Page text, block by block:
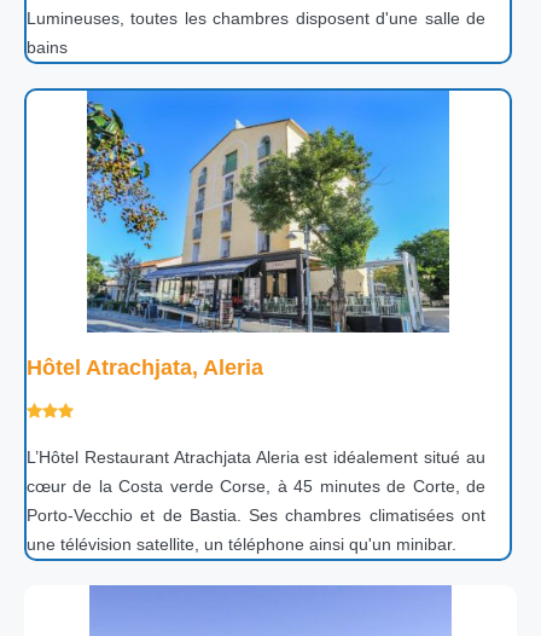
Lumineuses, toutes les chambres disposent d'une salle de
bains
Hôtel Atrachjata, Aleria
L’Hôtel Restaurant Atrachjata Aleria est idéalement situé au
cœur de la Costa verde Corse, à 45 minutes de Corte, de
Porto-Vecchio et de Bastia. Ses chambres climatisées ont
une télévision satellite, un téléphone ainsi qu'un minibar.